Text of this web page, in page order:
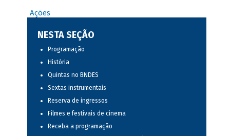
Ações
NESTA SEÇÃO
Programação
História
Quintas no BNDES
Sextas instrumentais
Reserva de ingressos
Filmes e festivais de cinema
Receba a programação